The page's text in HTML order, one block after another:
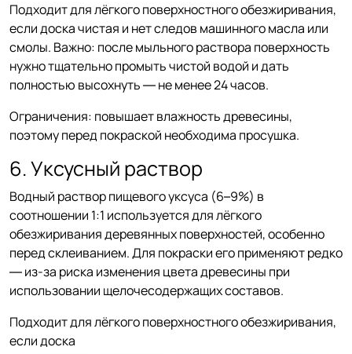
Подходит для лёгкого поверхностного обезжиривания,
если доска чистая и нет следов машинного масла или
смолы. Важно: после мыльного раствора поверхность
нужно тщательно промыть чистой водой и дать
полностью высохнуть — не менее 24 часов.
Ограничения: повышает влажность древесины,
поэтому перед покраской необходима просушка.
6. Уксусный раствор
Водный раствор пищевого уксуса (6–9%) в
соотношении 1:1 используется для лёгкого
обезжиривания деревянных поверхностей, особенно
перед склеиванием. Для покраски его применяют редко
— из-за риска изменения цвета древесины при
использовании щелочесодержащих составов.
Подходит для лёгкого поверхностного обезжиривания,
если доска